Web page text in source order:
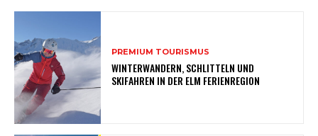
PREMIUM TOURISMUS
WINTERWANDERN, SCHLITTELN UND
SKIFAHREN IN DER ELM FERIENREGION